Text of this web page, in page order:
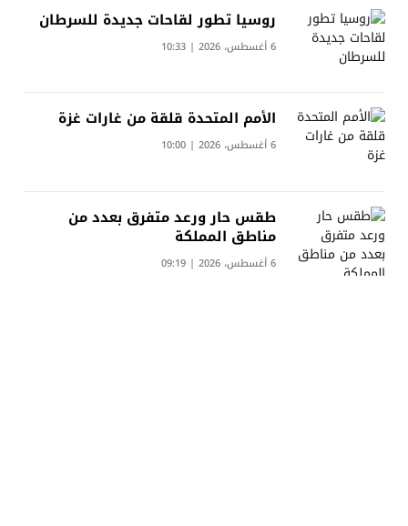
روسيا تطور لقاحات جديدة للسرطان
6 أغسطس، 2026 | 10:33
الأمم المتحدة قلقة من غارات غزة
6 أغسطس، 2026 | 10:00
طقس حار ورعد متفرق بعدد من
مناطق المملكة
6 أغسطس، 2026 | 09:19